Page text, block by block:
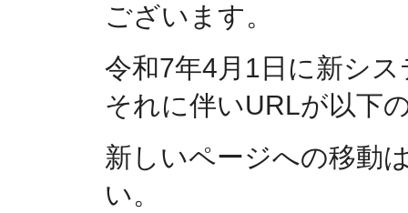
ございます。
令和7年4月1日に新シ
それに伴いURLが以下
新しいページへの移動
い。